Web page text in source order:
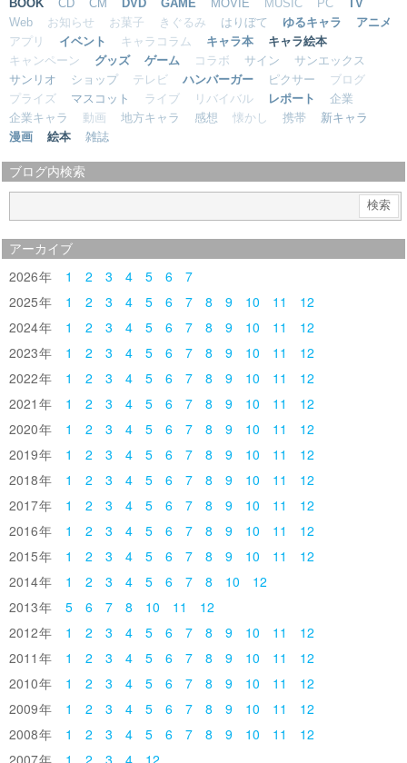
BOOK CD CM DVD GAME MOVIE MUSIC PC
TV
Web
お知らせ お菓子 きぐるみ はりぼて ゆるキャラ
アニメ
アプリ
イベント キャラコラム キャラ本
キャラ絵本
キャンペーン
グッズ ゲーム コラボ サイン
サンエックス
サンリオ
ショップ テレビ ハンバーガー ピクサー
ブログ
プライズ
マスコット ライブ リバイバル レポート
企業
企業キャラ
動画 地方キャラ 感想 懐かし 携帯
新キャラ
漫画
絵本 雑誌
ブログ内検索
アーカイブ
2026 1 2 3 4 5 6
7
2025
1 2 3 4 5 6 7 8 9 10 11
12
2024
1 2 3 4 5 6 7 8 9 10 11
12
2023
1 2 3 4 5 6 7 8 9 10 11
12
2022
1 2 3 4 5 6 7 8 9 10 11
12
2021
1 2 3 4 5 6 7 8 9 10 11
12
2020
1 2 3 4 5 6 7 8 9 10 11
12
2019
1 2 3 4 5 6 7 8 9 10 11
12
2018
1 2 3 4 5 6 7 8 9 10 11
12
2017
1 2 3 4 5 6 7 8 9 10 11
12
2016
1 2 3 4 5 6 7 8 9 10 11
12
2015
1 2 3 4 5 6 7 8 9 10 11
12
2014
1 2 3 4 5 6 7 8 10
12
2013
5 6 7 8 10 11
12
2012
1 2 3 4 5 6 7 8 9 10 11
12
2011
1 2 3 4 5 6 7 8 9 10 11
12
2010
1 2 3 4 5 6 7 8 9 10 11
12
2009
1 2 3 4 5 6 7 8 9 10 11
12
2008
1 2 3 4 5 6 7 8 9 10 11
12
2007
1 2 3 4 12